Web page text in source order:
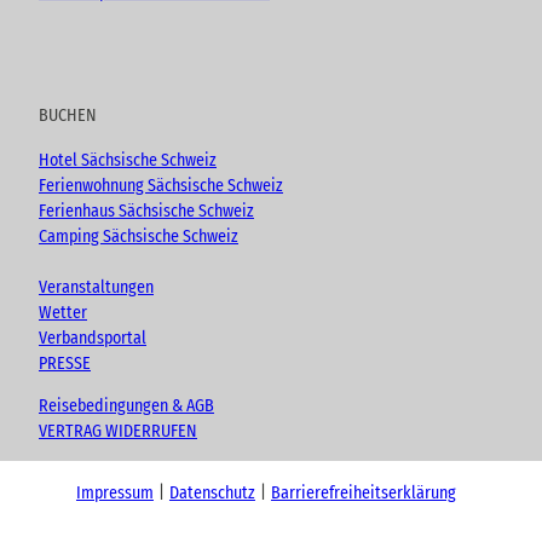
BUCHEN
Hotel Sächsische Schweiz
Ferienwohnung Sächsische Schweiz
Ferienhaus Sächsische Schweiz
Camping Sächsische Schweiz
Veranstaltungen
Wetter
Verbandsportal
PRESSE
Reisebedingungen & AGB
VERTRAG WIDERRUFEN
Impressum Datenschutz Barrierefreiheitserklärung